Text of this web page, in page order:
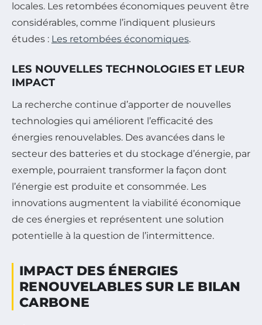
locales. Les retombées économiques peuvent être
considérables, comme l’indiquent plusieurs
études : Les retombées économiques.
LES NOUVELLES TECHNOLOGIES ET LEUR
IMPACT
La recherche continue d’apporter de nouvelles
technologies qui améliorent l’efficacité des
énergies renouvelables. Des avancées dans le
secteur des batteries et du stockage d’énergie, par
exemple, pourraient transformer la façon dont
l’énergie est produite et consommée. Les
innovations augmentent la viabilité économique
de ces énergies et représentent une solution
potentielle à la question de l’intermittence.
IMPACT DES ÉNERGIES
RENOUVELABLES SUR LE BILAN
CARBONE